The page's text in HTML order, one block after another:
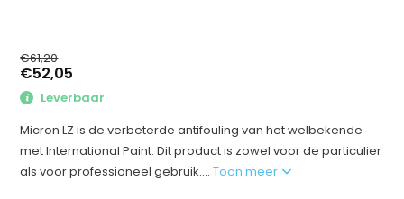
€61,20
€52,05
Leverbaar
Micron LZ is de verbeterde antifouling van het welbekende
met International Paint. Dit product is zowel voor de particulier
als voor professioneel gebruik....Toon meer